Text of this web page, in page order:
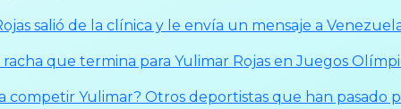
salió de la clínica y le envía un mensaje a
racha que termina para Yulimar Rojas en Juegos
competir Yulimar? Otros deportistas que han pasado